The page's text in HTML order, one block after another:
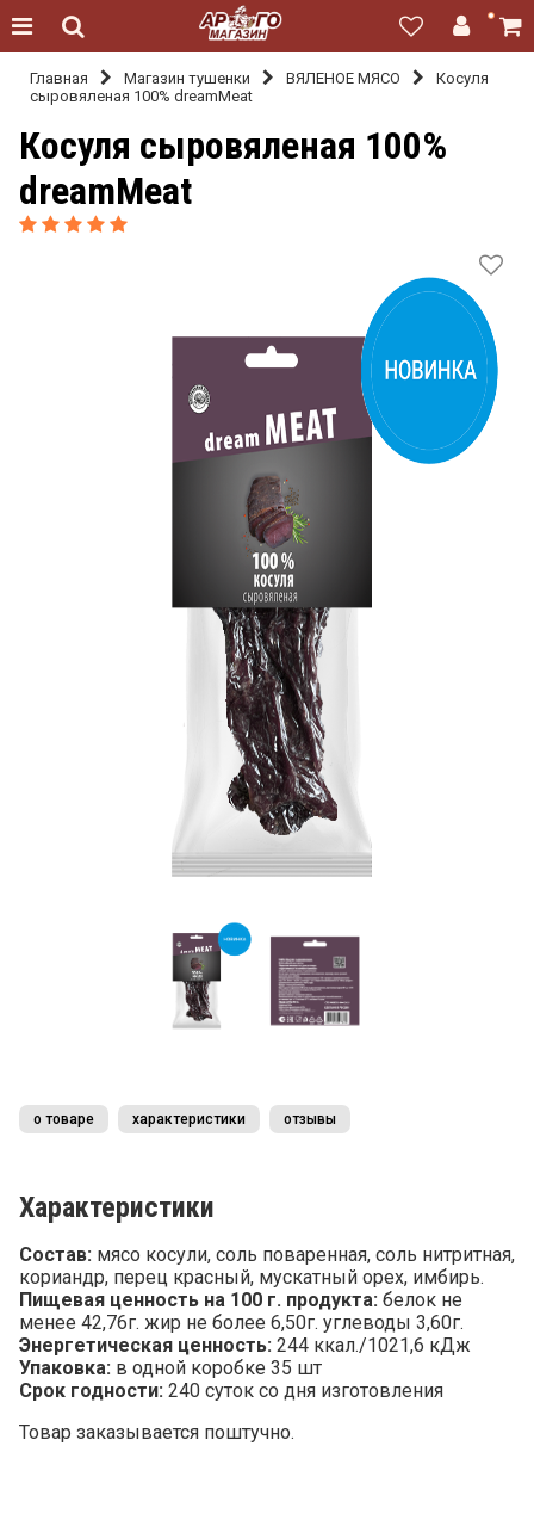
Главная Магазин тушенки ВЯЛЕНОЕ МЯСО
Косуля
сыровяленая 100% dreamMeat
Косуля сыровяленая 100%
dreamMeat
о товаре характеристики отзывы
Характеристики
Состав: мясо косули, соль поваренная, соль нитритная,
кориандр, перец красный, мускатный орех, имбирь.
Пищевая ценность на 100 г. продукта: белок не
менее 42,76г. жир не более 6,50г. углеводы 3,60г.
Энергетическая ценность: 244 ккал./1021,6 кДж
Упаковка: в одной коробке 35 шт
Срок годности: 240 суток со дня изготовления
Товар заказывается поштучно.